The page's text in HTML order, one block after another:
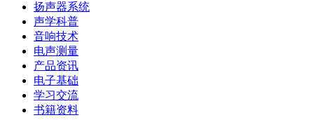
扬声器系统
声学科普
音响技术
电声测量
产品资讯
电子基础
学习交流
书籍资料